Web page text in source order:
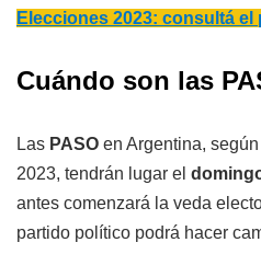
Elecciones 2023: consultá el
Cuándo son las
Las PASO en Argentina,
2023, tendrán lugar el
antes comenzará la veda
partido político podrá hacer